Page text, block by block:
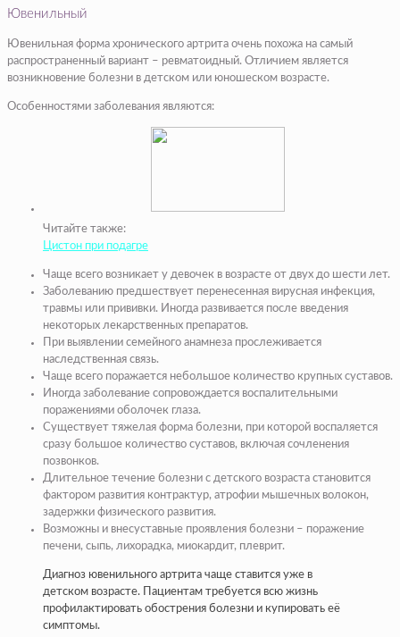
Ювенильный
Ювенильная форма хронического артрита очень похожа на самый
распространенный вариант – ревматоидный. Отличием является
возникновение болезни в детском или юношеском возрасте.
Особенностями заболевания являются:
Читайте также:
Цистон при подагре
Чаще всего возникает у девочек в возрасте от двух до шести лет.
Заболеванию предшествует перенесенная вирусная инфекция,
травмы или прививки. Иногда развивается после введения
некоторых лекарственных препаратов.
При выявлении семейного анамнеза прослеживается
наследственная связь.
Чаще всего поражается небольшое количество крупных суставов.
Иногда заболевание сопровождается воспалительными
поражениями оболочек глаза.
Существует тяжелая форма болезни, при которой воспаляется
сразу большое количество суставов, включая сочленения
позвонков.
Длительное течение болезни с детского возраста становится
фактором развития контрактур, атрофии мышечных волокон,
задержки физического развития.
Возможны и внесуставные проявления болезни – поражение
печени, сыпь, лихорадка, миокардит, плеврит.
Диагноз ювенильного артрита чаще ставится уже в
детском возрасте. Пациентам требуется всю жизнь
профилактировать обострения болезни и купировать её
симптомы.